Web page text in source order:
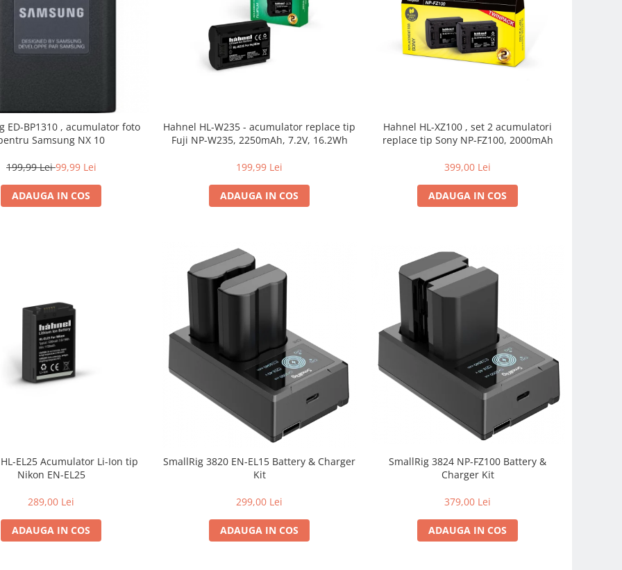
ED-BP1310 , acumulator foto
Samsung NX 10
199,99 Lei99,99 Lei
ADAUGA IN COS
Hahnel HL-W235 - acumulator replace tip
Fuji NP-W235, 2250mAh, 7.2V, 16.2Wh
199,99 Lei
ADAUGA IN COS
Hahnel HL-XZ100 , set 2 acumulatori
replace tip Sony NP-FZ100, 2000mAh
399,00 Lei
ADAUGA IN COS
EL25 Acumulator Li-Ion tip
Nikon EN-EL25
289,00 Lei
ADAUGA IN COS
SmallRig 3820 EN-EL15 Battery & Charger
Kit
299,00 Lei
ADAUGA IN COS
SmallRig 3824 NP-FZ100 Battery &
Charger Kit
379,00 Lei
ADAUGA IN COS